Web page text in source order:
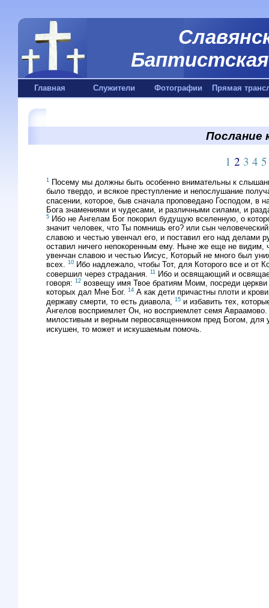
Главная Служители Фотографии Прямая
Послание
1 2 3 4 5
1 Посему мы должны быть особенно внимательны к
было твердо, и всякое преступление и непослушание
спасении, которое, быв сначала проповедано Господом,
Бога знамениями и чудесами, и различными силами, и
5 Ибо не Ангелам Бог покорил будущую вселенную, о
значит человек, что Ты помнишь его? или сын
славою и честью увенчал его, и поставил его над делами
оставил ничего непокоренным ему. Ныне же еще не видим,
увенчан славою и честью Иисус, Который не много был
всех. 10 Ибо надлежало, чтобы Тот, для Которого все и от
совершил через страдания.
11
Ибо и освящающий и
говоря: 12 возвещу имя Твое братиям Моим, посреди
которых дал Мне Бог. 14 А как дети причастны плоти и
державу смерти, то есть диавола,
15 и избавить тех,
Ангелов восприемлет Он, но восприемлет семя Авраамово.
милостивым и верным первосвященником пред Богом, для
искушен, то может и искушаемым помочь.